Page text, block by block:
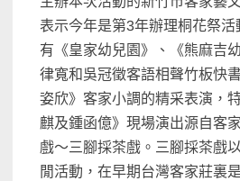
表示今年是第3年辦理桐花祭活
有《皇家幼兒園》、《熊麻吉
律寬和吳冠徵客語相聲竹板快
姿欣》客家小調的精采表演，
麒及鍾函億》現場演出源自客
戲～三腳採茶戲。三腳採茶戲
閒活動，在早期台灣客家莊裏